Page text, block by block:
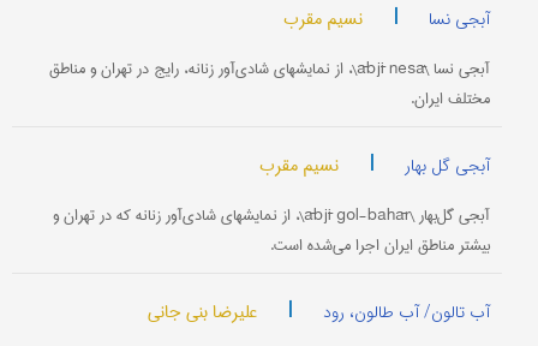
آبجی نسا | نسیم مقرب
آبجی نسا \ābjī nesā\، از نمایشهای شادی‌آور زنانه، رایج در تهران و مناطق
مختلف ایران.
آبجی گل بهار | نسیم مقرب
آبجی گل‌بهار \ābjī gol-bahār\، از نمایشهای شادی‌آور زنانه که در تهران و
بیشتر مناطق ایران اجرا می‌شده است.
آب تالون/ آب طالون، رود | علیرضا بنی جانی